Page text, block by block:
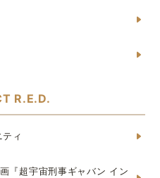
R.E.D.
ィ
『超宇宙刑事ギャバン イン